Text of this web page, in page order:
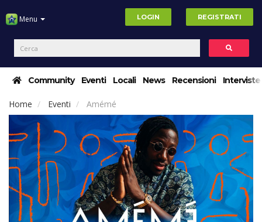
Menu LOGIN REGISTRATI
Community Eventi Locali News Recensioni Interviste
Home Eventi Amémé